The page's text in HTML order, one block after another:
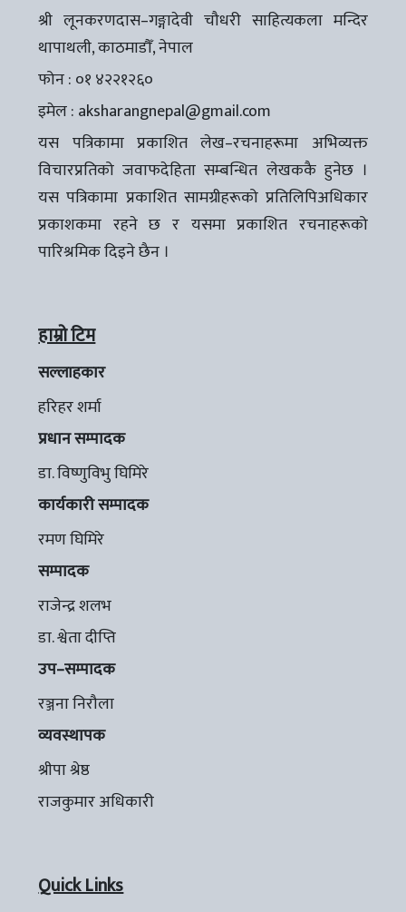
श्री लूनकरणदास–गङ्गादेवी चौधरी साहित्यकला मन्दिर
थापाथली, काठमाडौँ, नेपाल
फोन : ०१ ४२२१२६०
इमेल : aksharangnepal@gmail.com
यस पत्रिकामा प्रकाशित लेख–रचनाहरूमा अभिव्यक्त
विचारप्रतिको जवाफदेहिता सम्बन्धित लेखककै हुनेछ ।
यस पत्रिकामा प्रकाशित सामग्रीहरूको प्रतिलिपिअधिकार
प्रकाशकमा रहने छ र यसमा प्रकाशित रचनाहरूको
पारिश्रमिक दिइने छैन ।
हाम्रो टिम
सल्लाहकार
हरिहर शर्मा
प्रधान सम्पादक
डा. विष्णुविभु घिमिरे
कार्यकारी सम्पादक
रमण घिमिरे
सम्पादक
राजेन्द्र शलभ
डा. श्वेता दीप्ति
उप–सम्पादक
रञ्जना निरौला
व्यवस्थापक
श्रीपा श्रेष्ठ
राजकुमार अधिकारी
Quick Links